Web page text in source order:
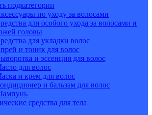
подкатегории
по уходу за волосами
для особого ухода за волосами и
головы
для укладки волос
и тоник для волос
и эссенция для волос
для волос
и крем для волос
и бальзам для волос
средства для тела